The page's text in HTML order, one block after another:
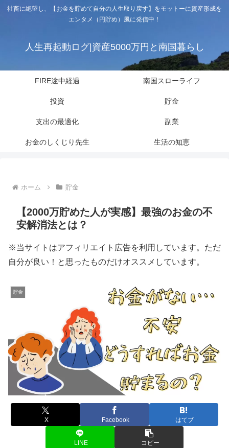
社畜に絶望し、【お金を貯めて自分の人生取り戻す】をモットーに資産形成を
エンタメ（円貯め）風に発信中！
人生再起動ログ|資産5000万円と南国暮らし
FIRE途中経過 南国スローライフ
投資 貯金
支出の最適化 副業
お金のしくじり先生 生活の知恵
ホーム 貯金
【2000万貯めた人が実感】最強のお金の不
安解消法とは？
※当サイトはアフィリエイト広告を利用しています。ただ
自分が良い！と思ったものだけオススメしています。
貯金
X Facebook はてブ
LINE コピー